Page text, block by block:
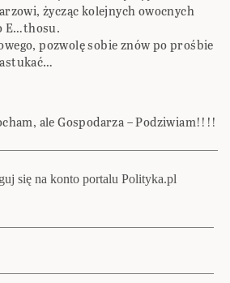
życząc kolejnych owocnych
E…thosu.
pozwolę sobie znów po prośbie
ale Gospodarza – Podziwiam!!!!
się na konto portalu Polityka.pl